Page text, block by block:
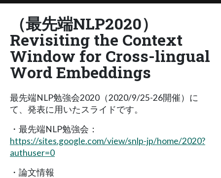
（最先端NLP2020）
Revisiting the Context
Window for Cross-lingual
Word Embeddings
最先端NLP勉強会2020（2020/9/25-26開催）に
て、発表に用いたスライドです。
・最先端NLP勉強会：
https://sites.google.com/view/snlp-jp/home/2020?
authuser=0
・論文情報